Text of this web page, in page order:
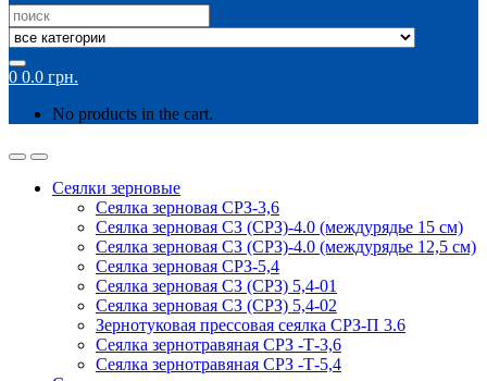
Search
for:
0 0.0 грн.
No products in the cart.
Сеялки зерновые
Сеялка зерновая СРЗ-3,6
Сеялка зерновая СЗ (СРЗ)-4.0 (междурядье 15 см)
Сеялка зерновая СЗ (СРЗ)-4.0 (междурядье 12,5 см)
Сеялка зерновая СРЗ-5,4
Сеялка зерновая СЗ (СРЗ) 5,4-01
Сеялка зерновая СЗ (СРЗ) 5,4-02
Зернотуковая прессовая сеялка СРЗ-П 3.6
Сеялка зернотравяная СРЗ -Т-3,6
Сеялка зернотравяная СРЗ -Т-5,4